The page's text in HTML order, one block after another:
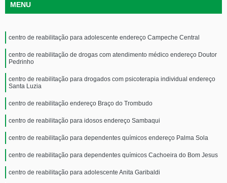
MENU
centro de reabilitação para adolescente endereço Campeche Central
centro de reabilitação de drogas com atendimento médico endereço Doutor
Pedrinho
centro de reabilitação para drogados com psicoterapia individual endereço
Santa Luzia
centro de reabilitação endereço Braço do Trombudo
centro de reabilitação para idosos endereço Sambaqui
centro de reabilitação para dependentes químicos endereço Palma Sola
centro de reabilitação para dependentes químicos Cachoeira do Bom Jesus
centro de reabilitação para adolescente Anita Garibaldi